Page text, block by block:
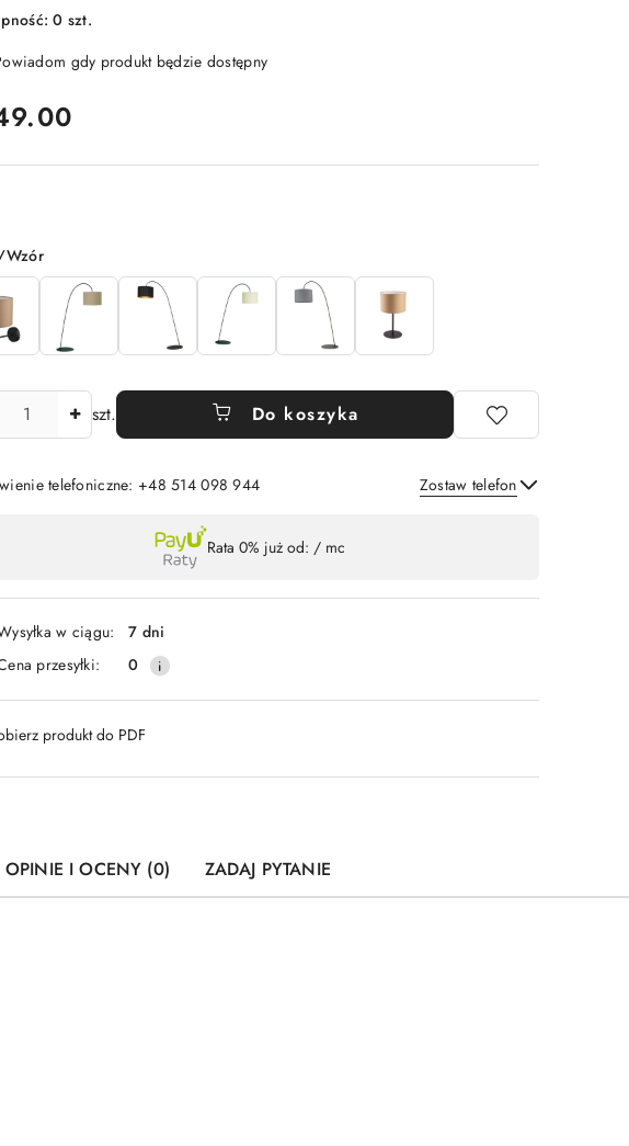
0 szt.
gdy produkt będzie dostępny
Wzór
szt. Do koszyka
telefoniczne: +48 514 098 944 Zostaw telefon
Rata 0% już od: / mc
w ciągu:
7 dni
przesyłki:
0
produkt do PDF
OPINIE I OCENY (0) ZADAJ PYTANIE